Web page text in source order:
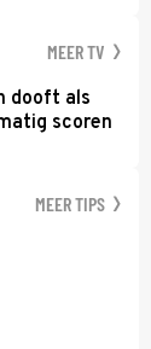
MEER TV
dooft als
scoren
MEER TIPS